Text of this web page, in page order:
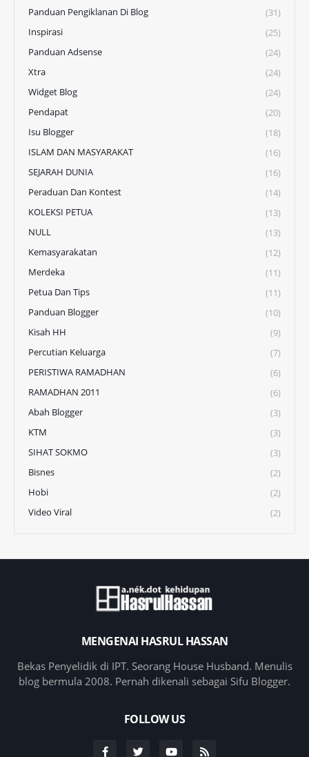
Panduan Pengiklanan Di Blog
(31)
Inspirasi
(25)
Panduan Adsense
(24)
Xtra
(24)
Widget Blog
(24)
Pendapat
(20)
Isu Blogger
(18)
ISLAM DAN MASYARAKAT
(16)
SEJARAH DUNIA
(16)
Peraduan Dan Kontest
(14)
KOLEKSI PETUA
(13)
NULL
(13)
Kemasyarakatan
(12)
Merdeka
(11)
Petua Dan Tips
(11)
Panduan Blogger
(10)
Kisah HH
(9)
Percutian Keluarga
(7)
PERISTIWA RAMADHAN
(6)
RAMADHAN 2011
(6)
Abah Blogger
(3)
KTM
(3)
SIHAT SOKMO
(3)
Bisnes
(2)
Hobi
(2)
Video Viral
(2)
MENGENAI HASRUL HASSAN
Bekas Penyelidik di IPT. Seorang House Husband. Menulis
blog bermula 2008. Pernah dikenali sebagai Sifu Blogger.
FOLLOW US